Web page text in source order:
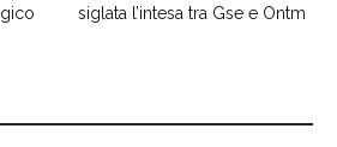
siglata l’intesa tra Gse e Ontm